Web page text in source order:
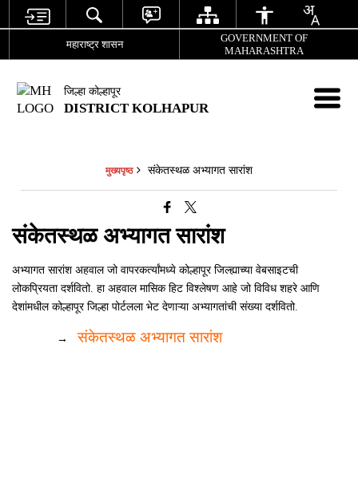
महाराष्ट्र शासन
GOVERNMENT OF
MAHARASHTRA
जिल्हा कोल्हापूर
DISTRICT KOLHAPUR
मुख्यपृष्ठ संकेतस्थळ अभ्यागत सारांश
संकेतस्थळ अभ्यागत सारांश
अभ्यागत सारांश अहवाल जो वापरकर्त्यांमध्ये कोल्हापूर जिल्ह्याच्या वेबसाइटची
लोकप्रियता दर्शवितो. हा अहवाल मासिक हिट विश्लेषण आहे जो विविध शहरे आणि
देशांमधील कोल्हापूर जिल्हा पोर्टलला भेट देणाऱ्या अभ्यागतांची संख्या दर्शवितो.
→संकेतस्थळ अभ्यागत सारांश